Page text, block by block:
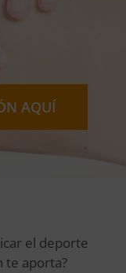
AQUÍ
el deporte
te aporta?